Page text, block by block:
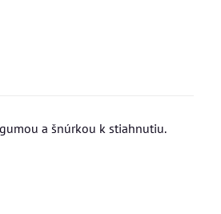
a šnúrkou k stiahnutiu.